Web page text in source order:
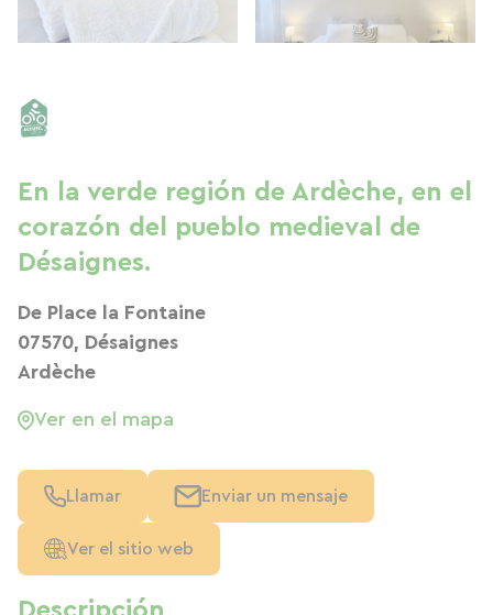
En la verde región de Ardèche, en el
corazón del pueblo medieval de
Désaignes.
De Place la Fontaine
07570, Désaignes
Ardèche
Ver en el mapa
Llamar Enviar un mensaje
Ver el sitio web